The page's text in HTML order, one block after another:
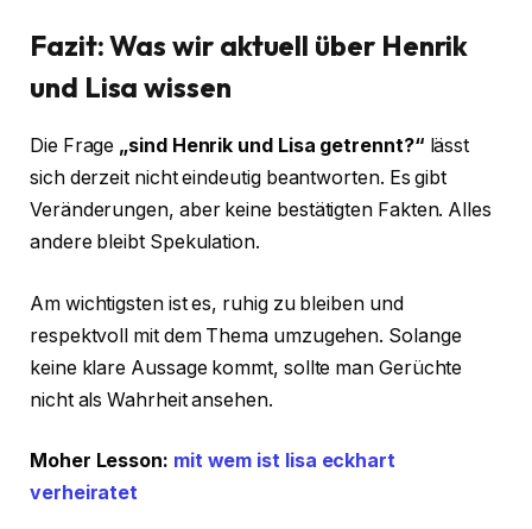
Fazit: Was wir aktuell über Henrik
und Lisa wissen
Die Frage „sind Henrik und Lisa getrennt?“ lässt
sich derzeit nicht eindeutig beantworten. Es gibt
Veränderungen, aber keine bestätigten Fakten. Alles
andere bleibt Spekulation.
Am wichtigsten ist es, ruhig zu bleiben und
respektvoll mit dem Thema umzugehen. Solange
keine klare Aussage kommt, sollte man Gerüchte
nicht als Wahrheit ansehen.
Moher Lesson: mit wem ist lisa eckhart
verheiratet